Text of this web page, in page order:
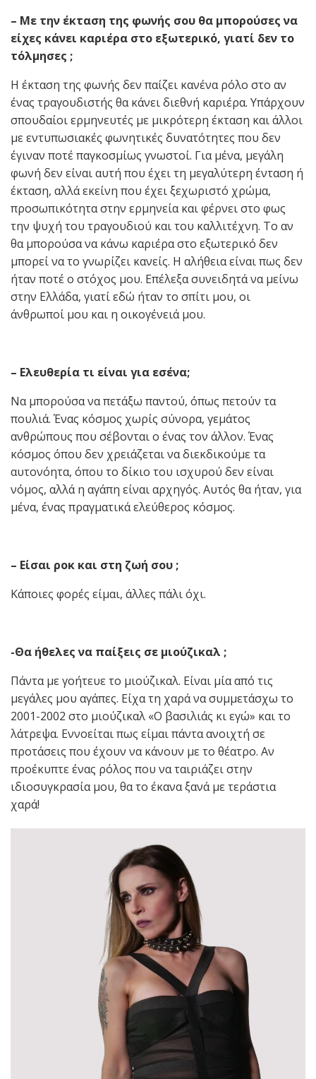
– Με την έκταση της φωνής σου θα μπορούσες να
είχες κάνει καριέρα στο εξωτερικό, γιατί δεν το
τόλμησες ;
Η έκταση της φωνής δεν παίζει κανένα ρόλο στο αν
ένας τραγουδιστής θα κάνει διεθνή καριέρα. Υπάρχουν
σπουδαίοι ερμηνευτές με μικρότερη έκταση και άλλοι
με εντυπωσιακές φωνητικές δυνατότητες που δεν
έγιναν ποτέ παγκοσμίως γνωστοί. Για μένα, μεγάλη
φωνή δεν είναι αυτή που έχει τη μεγαλύτερη ένταση ή
έκταση, αλλά εκείνη που έχει ξεχωριστό χρώμα,
προσωπικότητα στην ερμηνεία και φέρνει στο φως
την ψυχή του τραγουδιού και του καλλιτέχνη. Το αν
θα μπορούσα να κάνω καριέρα στο εξωτερικό δεν
μπορεί να το γνωρίζει κανείς. Η αλήθεια είναι πως δεν
ήταν ποτέ ο στόχος μου. Επέλεξα συνειδητά να μείνω
στην Ελλάδα, γιατί εδώ ήταν το σπίτι μου, οι
άνθρωποί μου και η οικογένειά μου.
– Ελευθερία τι είναι για εσένα;
Να μπορούσα να πετάξω παντού, όπως πετούν τα
πουλιά. Ένας κόσμος χωρίς σύνορα, γεμάτος
ανθρώπους που σέβονται ο ένας τον άλλον. Ένας
κόσμος όπου δεν χρειάζεται να διεκδικούμε τα
αυτονόητα, όπου το δίκιο του ισχυρού δεν είναι
νόμος, αλλά η αγάπη είναι αρχηγός. Αυτός θα ήταν, για
μένα, ένας πραγματικά ελεύθερος κόσμος.
– Είσαι ροκ και στη ζωή σου ;
Κάποιες φορές είμαι, άλλες πάλι όχι.
-Θα ήθελες να παίξεις σε μιούζικαλ ;
Πάντα με γοήτευε το μιούζικαλ. Είναι μία από τις
μεγάλες μου αγάπες. Είχα τη χαρά να συμμετάσχω το
2001-2002 στο μιούζικαλ «Ο βασιλιάς κι εγώ» και το
λάτρεψα. Εννοείται πως είμαι πάντα ανοιχτή σε
προτάσεις που έχουν να κάνουν με το θέατρο. Αν
προέκυπτε ένας ρόλος που να ταιριάζει στην
ιδιοσυγκρασία μου, θα το έκανα ξανά με τεράστια
χαρά!